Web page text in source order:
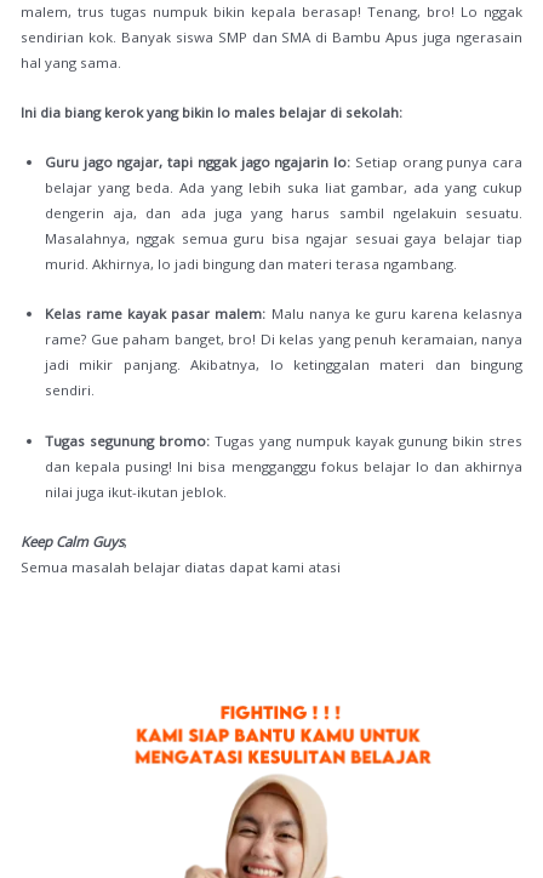
malem, trus tugas numpuk bikin kepala berasap! Tenang, bro! Lo nggak
sendirian kok. Banyak siswa SMP dan SMA di Bambu Apus juga ngerasain
hal yang sama.
Ini dia biang kerok yang bikin lo males belajar di sekolah:
Guru jago ngajar, tapi nggak jago ngajarin lo: Setiap orang punya cara
belajar yang beda. Ada yang lebih suka liat gambar, ada yang cukup
dengerin aja, dan ada juga yang harus sambil ngelakuin sesuatu.
Masalahnya, nggak semua guru bisa ngajar sesuai gaya belajar tiap
murid. Akhirnya, lo jadi bingung dan materi terasa ngambang.
Kelas rame kayak pasar malem: Malu nanya ke guru karena kelasnya
rame? Gue paham banget, bro! Di kelas yang penuh keramaian, nanya
jadi mikir panjang. Akibatnya, lo ketinggalan materi dan bingung
sendiri.
Tugas segunung bromo: Tugas yang numpuk kayak gunung bikin stres
dan kepala pusing! Ini bisa mengganggu fokus belajar lo dan akhirnya
nilai juga ikut-ikutan jeblok.
Keep Calm Guys,
Semua masalah belajar diatas dapat kami atasi